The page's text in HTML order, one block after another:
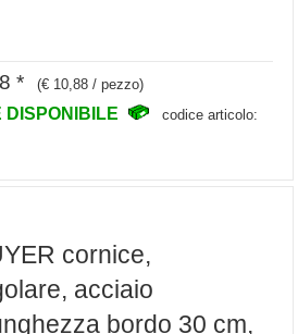
* (€ 10,88 / pezzo)
DISPONIBILE
codice articolo:
cornice,
acciaio
bordo 30 cm,